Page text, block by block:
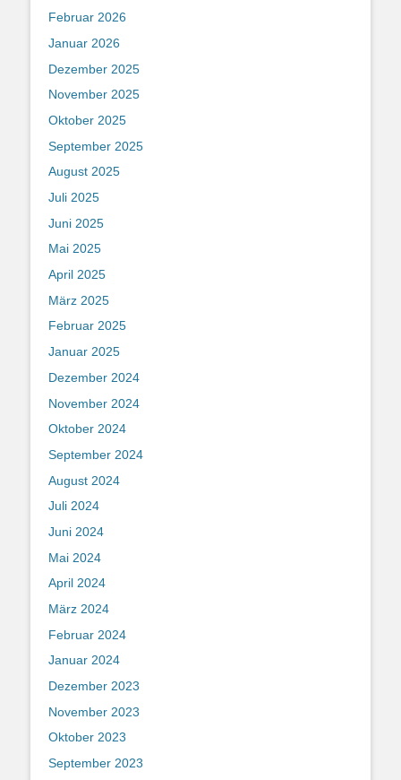
Februar 2026
Januar 2026
Dezember 2025
November 2025
Oktober 2025
September 2025
August 2025
Juli 2025
Juni 2025
Mai 2025
April 2025
März 2025
Februar 2025
Januar 2025
Dezember 2024
November 2024
Oktober 2024
September 2024
August 2024
Juli 2024
Juni 2024
Mai 2024
April 2024
März 2024
Februar 2024
Januar 2024
Dezember 2023
November 2023
Oktober 2023
September 2023